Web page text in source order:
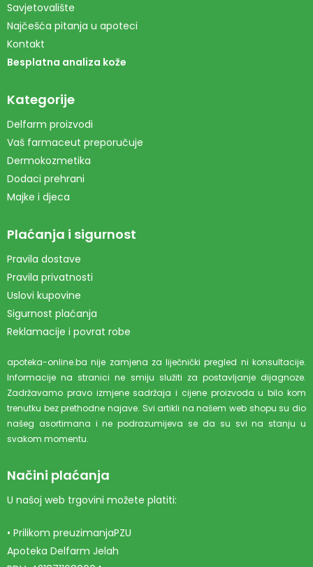
Savjetovalište
Najčešća pitanja u apoteci
Kontakt
Besplatna analiza kože
Kategorije
Delfarm proizvodi
Vaš farmaceut preporučuje
Dermokozmetika
Dodaci prehrani
Majke i djeca
Plaćanja i sigurnost
Pravila dostave
Pravila privatnosti
Uslovi kupovine
Sigurnost plaćanja
Reklamacije i povrat robe
apoteka-online.ba nije zamjena za liječnički pregled ni konsultacije.
Informacije na stranici ne smiju služiti za postavljanje dijagnoze.
Zadržavamo pravo izmjene sadržaja i cijene proizvoda u bilo kom
trenutku bez prethodne najave. Svi artikli na našem web shopu su dio
našeg asortimana i ne podrazumijeva se da su svi na stanju u
svakom momentu.
Načini plaćanja
U našoj web trgovini možete platiti:
• Prilikom preuzimanjaPZU
Apoteka Delfarm Jelah